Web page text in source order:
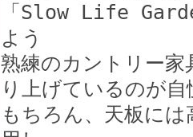
「Slow Life
よう
熟練のカントリー家
り上げているのが自
もちろん、天板には